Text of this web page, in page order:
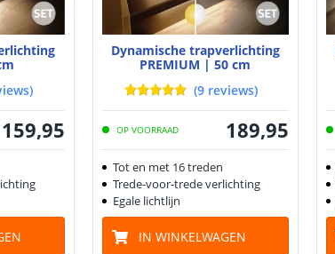
)
159,95
Dynamische trapverlichting
PREMIUM | 50 cm
(9 reviews)
OP VOORRAAD 189,95
Tot en met 16 treden
Trede-voor-trede verlichting
Egale lichtlijn
IN WINKELWAGEN